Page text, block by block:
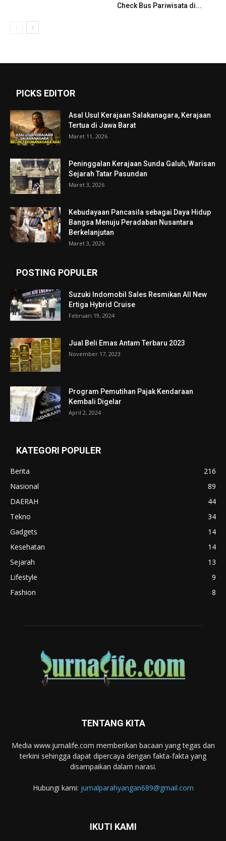
Check Bus Pariwisata di...
PICKS EDITOR
Asal Usul Kerajaan Salakanagara, Kerajaan
Tertua di Jawa Barat
Maret 11, 2026
Peninggalan Kerajaan Sunda Galuh, Warisan
Sejarah Tatar Pasundan
Maret 3, 2026
Kebudayaan Pancasila sebagai Daya Hidup
Bangsa Menuju Peradaban Nusantara
Berkelanjutan
Maret 3, 2026
POSTING POPULER
Suzuki Indomobil Sales Resmikan All New
Ertiga Hybrid Cruise
Februari 19, 2024
Jual Beli Emas Antam Terbaru 2023
November 17, 2023
Program Pemutihan Pajak Kendaraan
Kembali Digelar
April 2, 2024
KATEGORI POPULER
Berita
216
Nasional
89
DAERAH
44
Tekno
34
Gadgets
14
Kesehatan
14
Sejarah
13
Lifestyle
9
Fashion
8
TENTANG KITA
Media www.jurnalife.com memberikan bacaan yang tegas dan
terkini sehingga dapat dipercaya dengan fakta-fakta yang
disampaikan dalam narasi.
Hubungi kami: jurnalparahyangan689@gmail.com
IKUTI KAMI